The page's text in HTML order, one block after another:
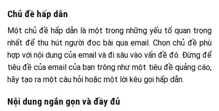
Chủ đề hấp dẫn
Một chủ đề hấp dẫn là một trong những yếu tố quan trọng
nhất để thu hút người đọc bài qua email. Chọn chủ đề phù
hợp với nội dung của email và đi sâu vào vấn đề đó. Đừng để
tiêu đề của email của bạn trông như một tiêu đề quảng cáo,
hãy tạo ra một câu hỏi hoặc một lời kêu gọi hấp dẫn.
Nội dung ngắn gọn và đầy đủ